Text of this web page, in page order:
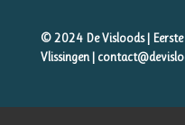
e
© 2024 De Visloods |
Vlissingen |